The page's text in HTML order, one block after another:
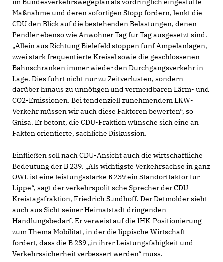
im Bundesverkehrswegeplan als vordringlich eingestufte
Maßnahme und deren sofortigen Stopp fordern, lenkt die
CDU den Blick auf die bestehenden Belastungen, denen
Pendler ebenso wie Anwohner Tag für Tag ausgesetzt sind.
Allein aus Richtung Bielefeld stoppen fünf Ampelanlagen,
zwei stark frequentierte Kreisel sowie die geschlossenen
Bahnschranken immer wieder den Durchgangsverkehr in
Lage. Dies führt nicht nur zu Zeitverlusten, sondern
darüber hinaus zu unnötigen und vermeidbaren Lärm- und
CO2-Emissionen. Bei tendenziell zunehmendem LKW-
Verkehr müssen wir auch diese Faktoren bewerten“, so
Gnisa. Er betont, die CDU-Fraktion wünsche sich eine an
Fakten orientierte, sachliche Diskussion.
Einfließen soll nach CDU-Ansicht auch die wirtschaftliche
Bedeutung der B 239. „Als wichtigste Verkehrsachse in ganz
OWL ist eine leistungsstarke B 239 ein Standortfaktor für
Lippe“, sagt der verkehrspolitische Sprecher der CDU-
Kreistagsfraktion, Friedrich Sundhoff. Der Detmolder sieht
auch aus Sicht seiner Heimatstadt dringenden
Handlungsbedarf. Er verweist auf die IHK-Positionierung
zum Thema Mobilität, in der die lippische Wirtschaft
fordert, dass die B 239 „in ihrer Leistungsfähigkeit und
Verkehrssicherheit verbessert werden“ muss.